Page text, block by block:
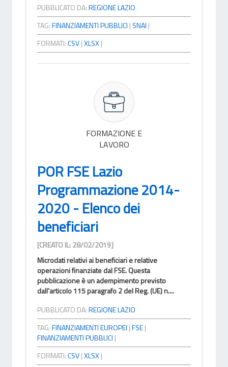
PUBBLICATO DA:REGIONE LAZIO
TAG:FINANZIAMENTI PUBBLICI | SNAI |
FORMATI:CSV|XLSX|
FORMAZIONE E
LAVORO
POR FSE Lazio
Programmazione 2014-
2020 - Elenco dei
beneficiari
[CREATO IL: 28/02/2019]
Microdati relativi ai beneficiari e relative
operazioni finanziate dal FSE. Questa
pubblicazione è un adempimento previsto
dall'articolo 115 paragrafo 2 del Reg. (UE) n....
PUBBLICATO DA:REGIONE LAZIO
TAG:FINANZIAMENTI EUROPEI |FSE|
FINANZIAMENTI PUBBLICI |
FORMATI:CSV|XLSX|